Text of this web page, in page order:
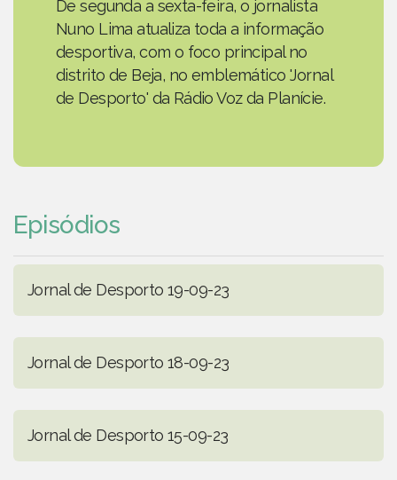
De segunda a sexta-feira, o jornalista
Nuno Lima atualiza toda a informação
desportiva, com o foco principal no
distrito de Beja, no emblemático 'Jornal
de Desporto' da Rádio Voz da Planície.
Episódios
Jornal de Desporto 19-09-23
Jornal de Desporto 18-09-23
Jornal de Desporto 15-09-23